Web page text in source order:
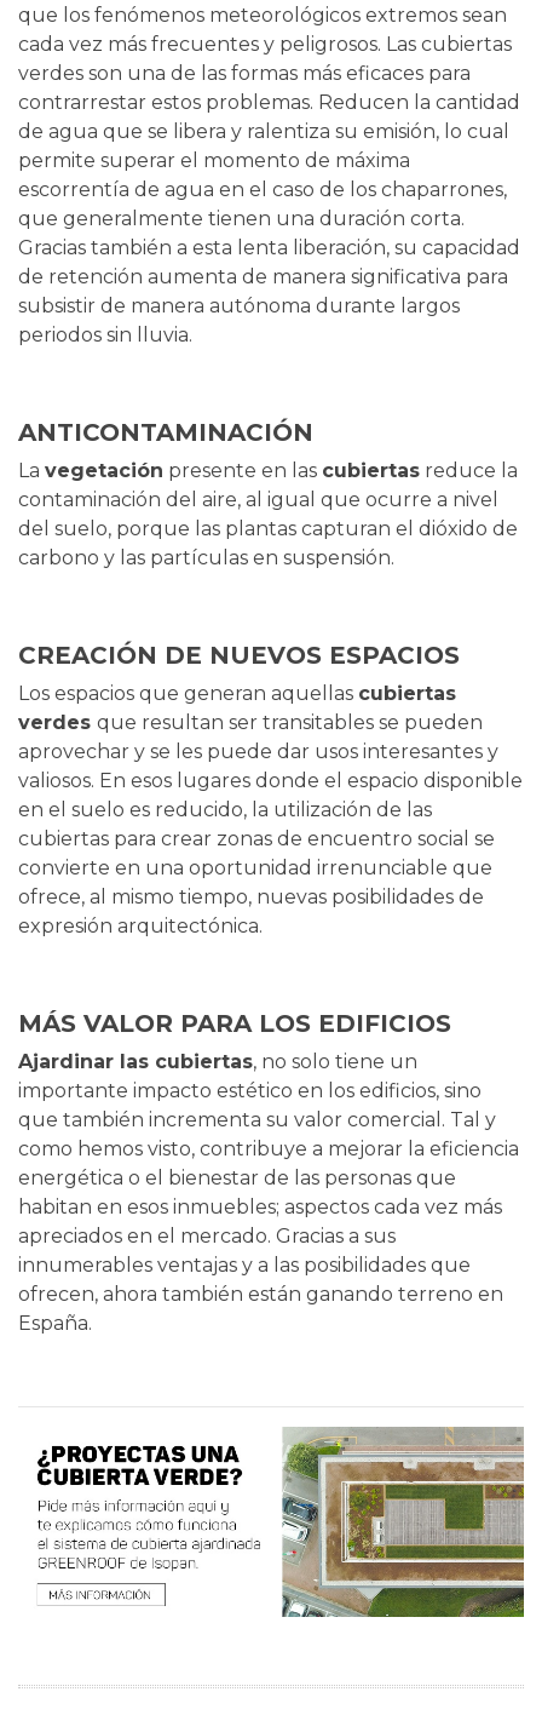
que los fenómenos meteorológicos extremos sean
cada vez más frecuentes y peligrosos. Las cubiertas
verdes son una de las formas más eficaces para
contrarrestar estos problemas. Reducen la cantidad
de agua que se libera y ralentiza su emisión, lo cual
permite superar el momento de máxima
escorrentía de agua en el caso de los chaparrones,
que generalmente tienen una duración corta.
Gracias también a esta lenta liberación, su capacidad
de retención aumenta de manera significativa para
subsistir de manera autónoma durante largos
periodos sin lluvia.
ANTICONTAMINACIÓN
La vegetación presente en las cubiertas reduce la
contaminación del aire, al igual que ocurre a nivel
del suelo, porque las plantas capturan el dióxido de
carbono y las partículas en suspensión.
CREACIÓN DE NUEVOS ESPACIOS
Los espacios que generan aquellas cubiertas
verdes que resultan ser transitables se pueden
aprovechar y se les puede dar usos interesantes y
valiosos. En esos lugares donde el espacio disponible
en el suelo es reducido, la utilización de las
cubiertas para crear zonas de encuentro social se
convierte en una oportunidad irrenunciable que
ofrece, al mismo tiempo, nuevas posibilidades de
expresión arquitectónica.
MÁS VALOR PARA LOS EDIFICIOS
Ajardinar las cubiertas, no solo tiene un
importante impacto estético en los edificios, sino
que también incrementa su valor comercial. Tal y
como hemos visto, contribuye a mejorar la eficiencia
energética o el bienestar de las personas que
habitan en esos inmuebles; aspectos cada vez más
apreciados en el mercado. Gracias a sus
innumerables ventajas y a las posibilidades que
ofrecen, ahora también están ganando terreno en
España.